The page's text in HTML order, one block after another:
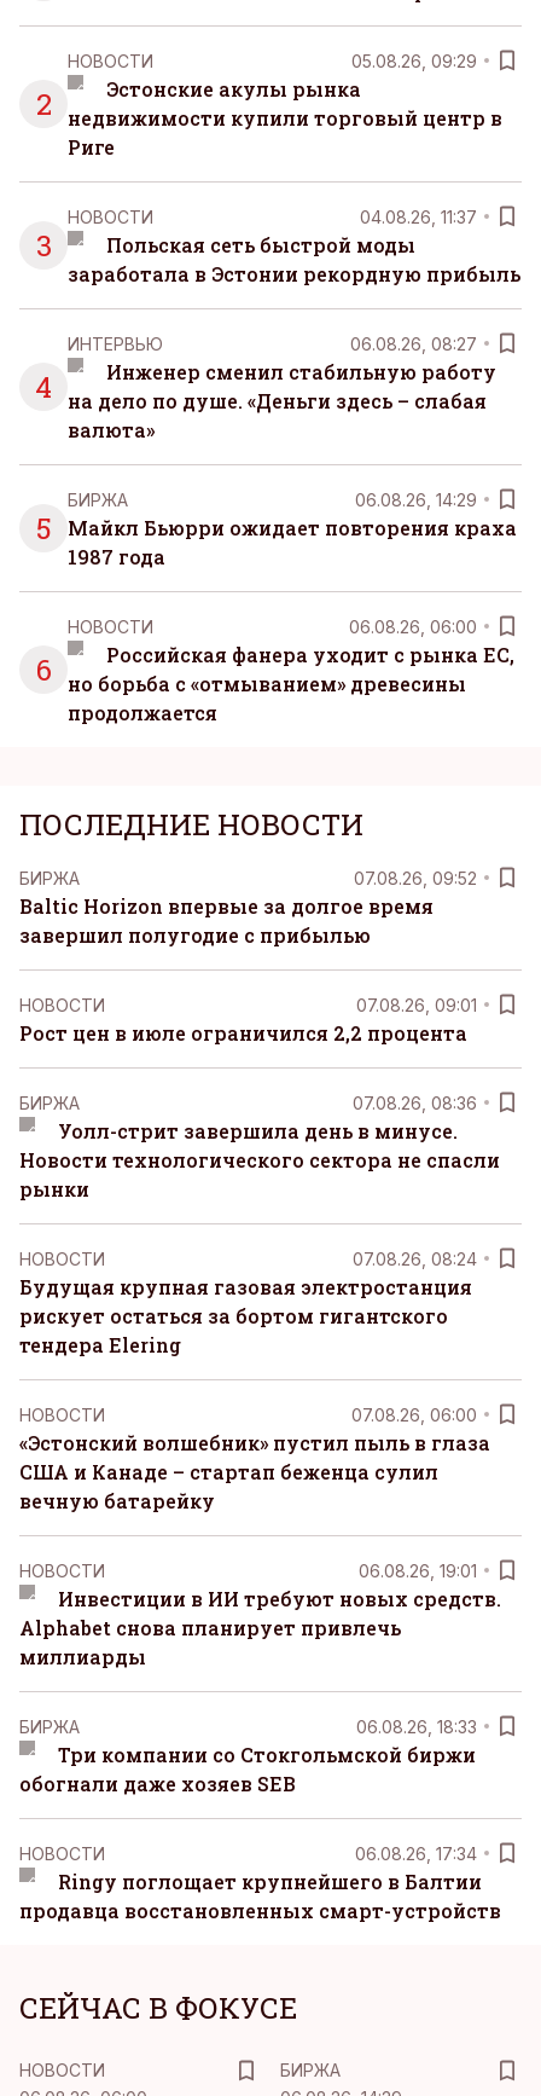
2
НОВОСТИ 05.08.26, 09:29
Эстонские акулы рынка
недвижимости купили торговый центр в
Риге
3
НОВОСТИ 04.08.26, 11:37
Польская сеть быстрой моды
заработала в Эстонии рекордную прибыль
4
ИНТЕРВЬЮ 06.08.26, 08:27
Инженер сменил стабильную работу
на дело по душе. «Деньги здесь – слабая
валюта»
5
БИРЖА 06.08.26, 14:29
Майкл Бьюрри ожидает повторения краха
1987 года
6
НОВОСТИ 06.08.26, 06:00
Российская фанера уходит с рынка ЕС,
но борьба с «отмыванием» древесины
продолжается
ПОСЛЕДНИЕ НОВОСТИ
БИРЖА 07.08.26, 09:52
Baltic Horizon впервые за долгое время
завершил полугодие с прибылью
НОВОСТИ 07.08.26, 09:01
Рост цен в июле ограничился 2,2 процента
БИРЖА 07.08.26, 08:36
Уолл-стрит завершила день в минусе.
Новости технологического сектора не спасли
рынки
НОВОСТИ 07.08.26, 08:24
Будущая крупная газовая электростанция
рискует остаться за бортом гигантского
тендера Elering
НОВОСТИ 07.08.26, 06:00
«Эстонский волшебник» пустил пыль в глаза
США и Канаде – стартап беженца сулил
вечную батарейку
НОВОСТИ 06.08.26, 19:01
Инвестиции в ИИ требуют новых средств.
Alphabet снова планирует привлечь
миллиарды
БИРЖА 06.08.26, 18:33
Три компании со Стокгольмской биржи
обогнали даже хозяев SEB
НОВОСТИ 06.08.26, 17:34
Ringy поглощает крупнейшего в Балтии
продавца восстановленных смарт-устройств
СЕЙЧАС В ФОКУСЕ
НОВОСТИ
БИРЖА